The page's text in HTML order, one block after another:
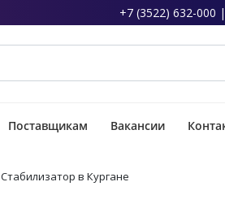
+7 (3522) 632-000
Поставщикам Вакансии
Стабилизатор в Кургане